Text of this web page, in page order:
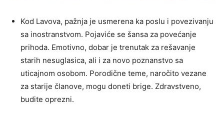
Kod Lavova, pažnja je usmerena ka poslu i povezivanju
sa inostranstvom. Pojaviće se šansa za povećanje
prihoda. Emotivno, dobar je trenutak za rešavanje
starih nesuglasica, ali i za novo poznanstvo sa
uticajnom osobom. Porodične teme, naročito vezane
za starije članove, mogu doneti brige. Zdravstveno,
budite oprezni.